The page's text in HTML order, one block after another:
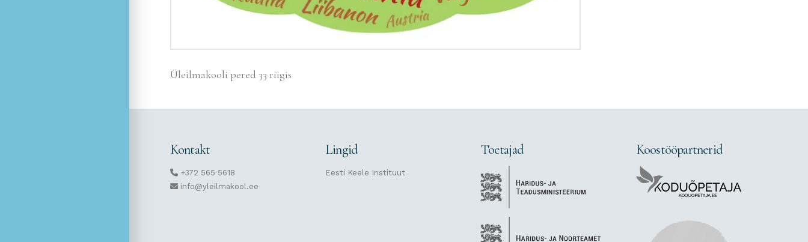
Üleilmakooli pered 33 riigis
Kontakt
+372 565 5618
info@yleilmakool.ee
Lingid
Eesti Keele Instituut
Toetajad Koostööpartnerid